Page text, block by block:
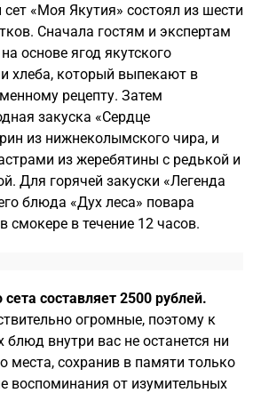
«Моя Якутия» состоял из шести
Сначала гостям и экспертам
основе ягод якутского
хлеба, который выпекают в
рецепту. Затем
закуска «Сердце
из нижнеколымского чира, и
из жеребятины с редькой и
Для горячей закуски «Легенда
блюда «Дух леса» повара
смокере в течение 12 часов.
составляет 2500 рублей.
огромные, поэтому к
блюд внутри вас не останется ни
места, сохранив в памяти только
воспоминания от изумительных